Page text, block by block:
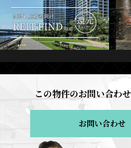
この物件のお問い合わ
お問い合わせ